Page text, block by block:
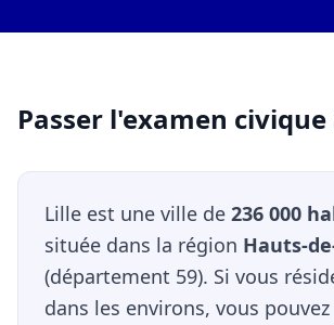
Passer l'examen
Lille est une ville de 236 000
située dans la région Hauts-
(département 59). Si vous
dans les environs, vous